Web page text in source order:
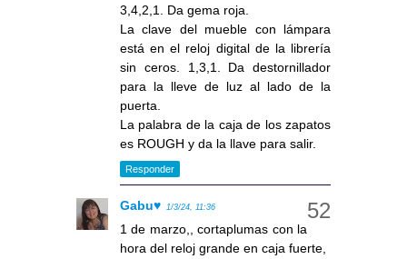
3,4,2,1. Da gema roja.
La clave del mueble con lámpara
está en el reloj digital de la librería
sin ceros. 1,3,1. Da destornillador
para la lleve de luz al lado de la
puerta.
La palabra de la caja de los zapatos
es ROUGH y da la llave para salir.
Responder
Gabu♥ 1/3/24, 11:36
1 de marzo,, cortaplumas con la
hora del reloj grande en caja fuerte,